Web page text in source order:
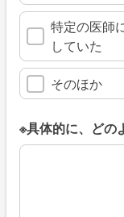
特定の医師
していた
そのほか
※具体的に、どの
※具体的に、どの